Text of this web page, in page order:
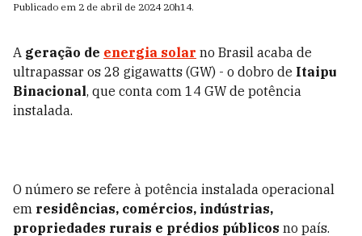
Publicado em 2 de abril de 2024 20h14.
A geração de energia solar no Brasil acaba de
ultrapassar os 28 gigawatts (GW) - o dobro de Itaipu
Binacional, que conta com 14 GW de potência
instalada.
O número se refere à potência instalada operacional
em residências, comércios, indústrias,
propriedades rurais e prédios públicos no país.